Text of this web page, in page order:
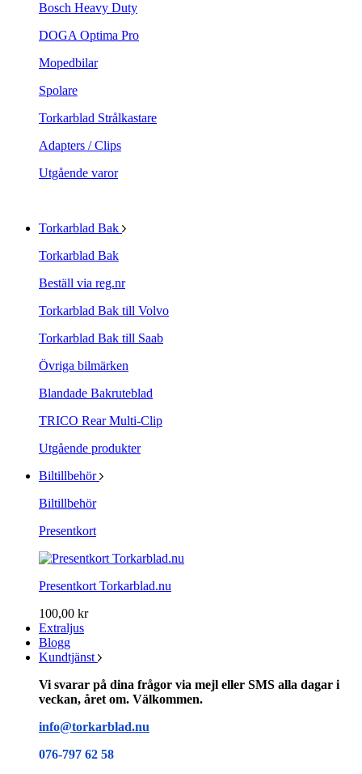
Bosch Heavy Duty
DOGA Optima Pro
Mopedbilar
Spolare
Torkarblad Strålkastare
Adapters / Clips
Utgående varor
Torkarblad Bak
Torkarblad Bak
Beställ via reg.nr
Torkarblad Bak till Volvo
Torkarblad Bak till Saab
Övriga bilmärken
Blandade Bakruteblad
TRICO Rear Multi-Clip
Utgående produkter
Biltillbehör
Biltillbehör
Presentkort
Presentkort Torkarblad.nu
100,00 kr
Extraljus
Blogg
Kundtjänst
Vi svarar på dina frågor via mejl eller SMS alla dagar i
veckan, året om. Välkommen.
info@torkarblad.nu
076-797 62 58